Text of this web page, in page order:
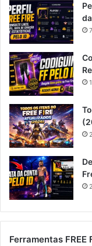
Ferramentas FREE